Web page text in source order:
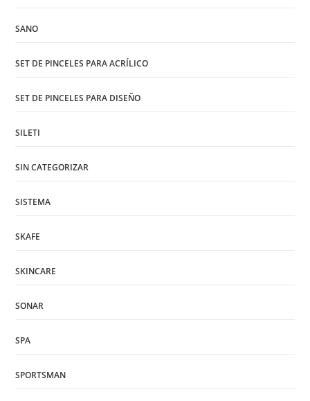
SANO
SET DE PINCELES PARA ACRÍLICO
SET DE PINCELES PARA DISEÑO
SILETI
SIN CATEGORIZAR
SISTEMA
SKAFE
SKINCARE
SONAR
SPA
SPORTSMAN